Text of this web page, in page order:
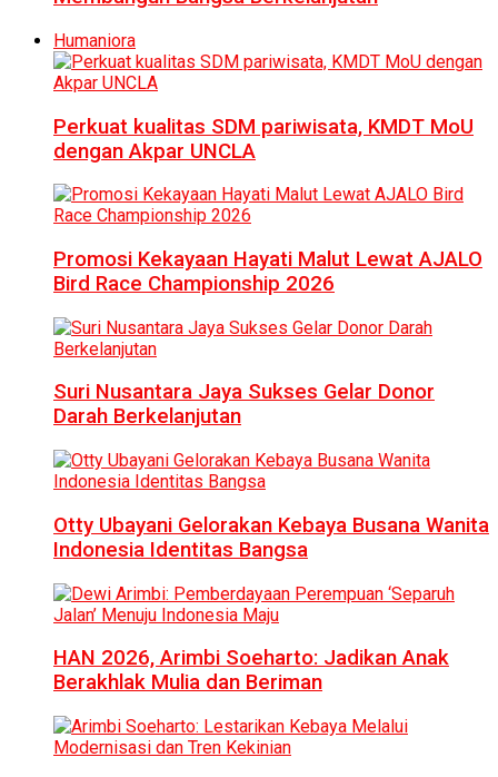
Humaniora
Perkuat kualitas SDM pariwisata, KMDT MoU
dengan Akpar UNCLA
Promosi Kekayaan Hayati Malut Lewat AJALO
Bird Race Championship 2026
Suri Nusantara Jaya Sukses Gelar Donor
Darah Berkelanjutan
Otty Ubayani Gelorakan Kebaya Busana Wanita
Indonesia Identitas Bangsa
HAN 2026, Arimbi Soeharto: Jadikan Anak
Berakhlak Mulia dan Beriman